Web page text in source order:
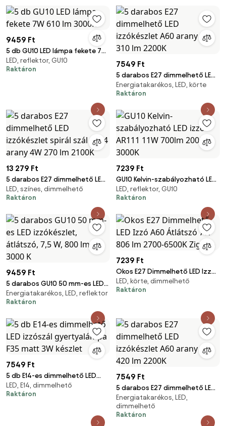
9459 Ft
5 db GU10 LED lámpa fekete 7W
610 lm 3000K
LED, reflektor, GU10
Raktáron
7549 Ft
5 darabos E27 dimmelhető LED
izzókészlet A60 arany 3W 310
lm 2200K
Energiatakarékos, LED, körte
Raktáron
13 279 Ft
5 darabos E27 dimmelhető LED
izzókészlet spirál szál ST64
arany 4W 270 lm 2100K
LED, színes, dimmelhető
Raktáron
7239 Ft
GU10 Kelvin-szabályozható LED
izzó AR111 11W 700lm 2000-
3000K
LED, reflektor, GU10
Raktáron
9459 Ft
5 darabos GU10 50 mm-es LED
izzókészlet, átlátszó, 7,5 W,
800 lm, 3000 K
Energiatakarékos, LED, reflektor
Raktáron
7239 Ft
Okos E27 Dimmelhető LED Izzó
A60 Átlátszó 7W 806 lm 2700-
6500K Zigbee
LED, körte, dimmelhető
Raktáron
7549 Ft
5 db E14-es dimmelhető LED
izzószál gyertyalámpa F35
matt 3W készlet
LED, E14, dimmelhető
Raktáron
7549 Ft
5 darabos E27 dimmelhető LED
izzókészlet A60 arany 4W 420
lm 2200K
Energiatakarékos, LED,
dimmelhető
Raktáron